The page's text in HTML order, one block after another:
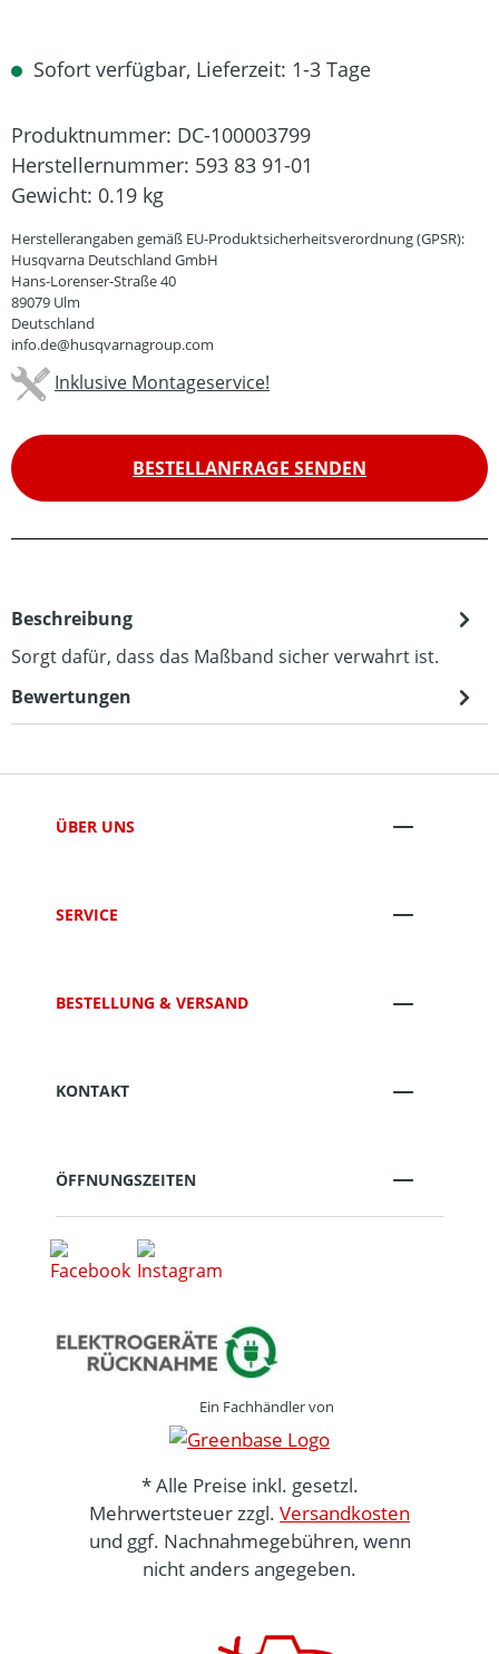
Sofort verfügbar, Lieferzeit: 1-3 Tage
Produktnummer: DC-100003799
Herstellernummer: 593 83 91-01
Gewicht: 0.19 kg
Herstellerangaben gemäß EU-Produktsicherheitsverordnung (GPSR):
Husqvarna Deutschland GmbH
Hans-Lorenser-Straße 40
89079 Ulm
Deutschland
info.de@husqvarnagroup.com
Inklusive Montageservice!
BESTELLANFRAGE SENDEN
Beschreibung
Sorgt dafür, dass das Maßband sicher verwahrt ist.
Bewertungen
ÜBER UNS
SERVICE
BESTELLUNG & VERSAND
KONTAKT
ÖFFNUNGSZEITEN
Ein Fachhändler von
* Alle Preise inkl. gesetzl.
Mehrwertsteuer zzgl. Versandkosten
und ggf. Nachnahmegebühren, wenn
nicht anders angegeben.